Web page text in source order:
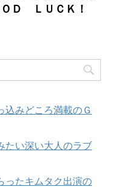
Ｄ ＬＵＣＫ！
込みどころ満載のＧ
たい深い大人のラブ
ったキムタク出演の